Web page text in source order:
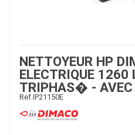
NETTOYEUR HP
ELECTRIQUE
TRIPHAS� - AVEC
Ref.IP21150E